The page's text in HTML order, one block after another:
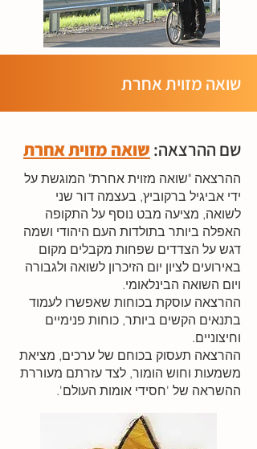
שואה מזוית אחרת
שם ההרצאה: שואה מזוית אחרת
ההרצאה "שואה מזוית אחרת" המוגשת על
ידי אביגיל ברקוביץ, בעצמה דור שני
לשואה, מציעה מבט נוסף על התקופה
האפלה ביותר בתולדות העם היהודי ושמה
דגש על הצדדים שפחות מקבלים מקום
באירועים לציון יום הזיכרון לשואה ולגבורה
ויום השואה הבינלאומי.
​ההרצאה עוסקת בכוחות שאפשרו לעמוד
בתנאים הקשים ביותר, כוחות פנימיים
וחיצוניים.
ההרצאה תעסוק בכוחם של ערכים, מציאת
משמעות וחוש הומור, לצד עזרתם מעוררת
ההשראה של 'חסידי אומות העולם'.